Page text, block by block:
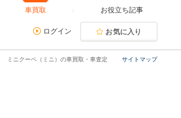
車買取 お役立ち記事
ログイン お気に入り
サイトマップ
ミニクーペ（ミニ）の車買取・車査定